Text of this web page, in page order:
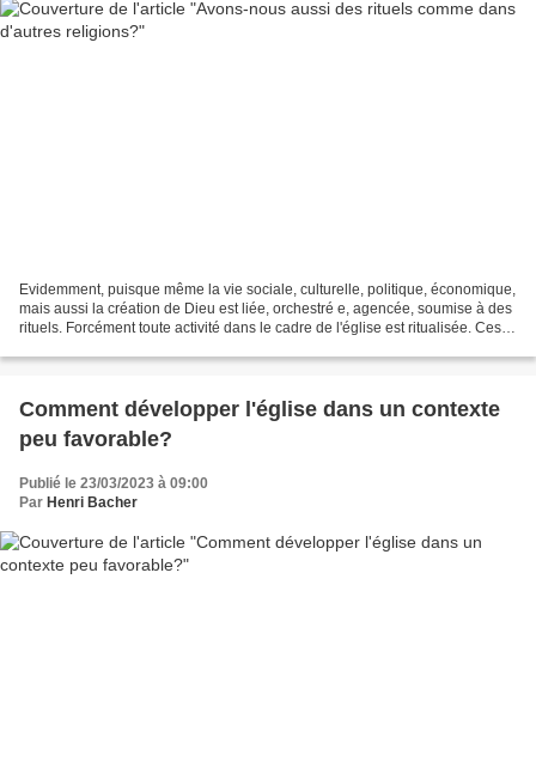
Evidemment, puisque même la vie sociale, culturelle, politique, économique,
mais aussi la création de Dieu est liée, orchestré e, agencée, soumise à des
rituels. Forcément toute activité dans le cadre de l'église est ritualisée. Ces
Comment développer l'église dans un contexte
peu favorable?
Publié le 23/03/2023 à 09:00
Par Henri Bacher